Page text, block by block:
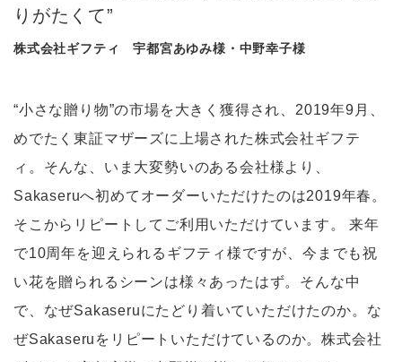
りがたくて”
株式会社ギフティ 宇都宮あゆみ様・中野幸子様
“小さな贈り物”の市場を大きく獲得され、2019年9月、
めでたく東証マザーズに上場された株式会社ギフテ
ィ。そんな、いま大変勢いのある会社様より、
Sakaseruへ初めてオーダーいただけたのは2019年春。
そこからリピートしてご利用いただけています。 来年
で10周年を迎えられるギフティ様ですが、今までも祝
い花を贈られるシーンは様々あったはず。そんな中
で、なぜSakaseruにたどり着いていただけたのか。な
ぜSakaseruをリピートいただけているのか。株式会社